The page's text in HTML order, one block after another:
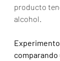
producto
alcohol.
comparando